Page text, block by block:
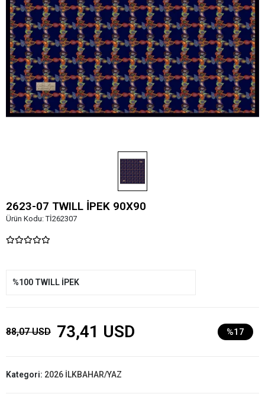
2623-07 TWILL İPEK 90X90
Ürün Kodu:Tİ262307
%100 TWILL İPEK
88,07 USD 73,41 USD %17
Kategori: 2026 İLKBAHAR/YAZ